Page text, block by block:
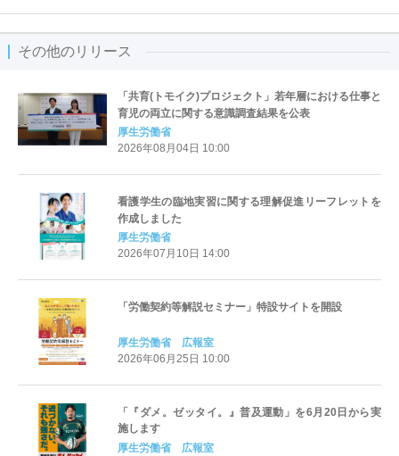
その他のリリース
「共育(トモイク)プロジェクト」若年層における仕事と
育児の両立に関する意識調査結果を公表
厚生労働省
2026年08月04日 10:00
看護学生の臨地実習に関する理解促進リーフレットを
作成しました
厚生労働省
2026年07月10日 14:00
「労働契約等解説セミナー」特設サイトを開設
厚生労働省 広報室
2026年06月25日 10:00
「『ダメ。ゼッタイ。』普及運動」を6月20日から実
施します
厚生労働省 広報室